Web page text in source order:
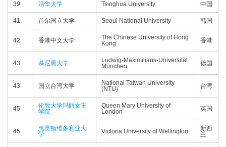
39 清华大学 Tsinghua University 中国
41 首尔国立大学 Seoul National University 韩国
42 香港中文大学
The Chinese University of Hong
Kong
香港
43 慕尼黑大学
Ludwig-Maximilians-Universität
München
德国
43 国立台湾大学
National Taiwan University
(NTU)
台湾
45
伦敦大学玛丽女王
学院
Queen Mary University of
London
英国
45
惠灵顿维多利亚大
学
Victoria University of Wellington
新西
兰